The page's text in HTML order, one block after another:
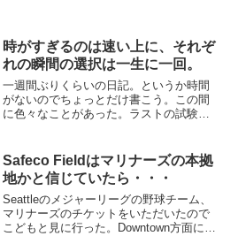
たら残り10分くらいの...
時がすぎるのは速い上に、それぞ
れの瞬間の選択は一生に一回。
一週間ぶりくらいの日記。というか時間
がないのでちょっとだけ書こう。この間
に色々なことがあった。ラストの試験飛
がないのは分かっているけれど。そして
明日から専門教科のテスト...
Safeco Fieldはマリナーズの本拠
地かと信じていたら・・・
Seattleのメジャーリーグの野球チーム、
マリナーズのチケットをいただいたので
こどもと見に行った。Downtown方面に車